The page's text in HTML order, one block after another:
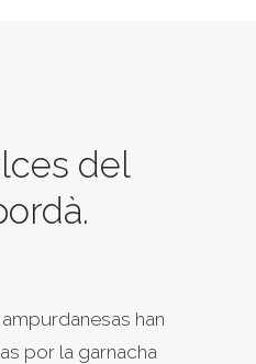
del
han
por la garnacha